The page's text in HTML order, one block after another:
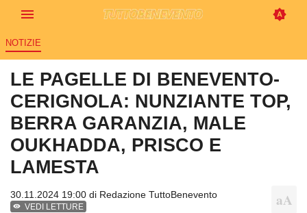
NOTIZIE
LE PAGELLE DI BENEVENTO-
CERIGNOLA: NUNZIANTE TOP,
BERRA GARANZIA, MALE
OUKHADDA, PRISCO E
LAMESTA
30.11.2024 19:00 di Redazione TuttoBenevento
VEDI LETTURE